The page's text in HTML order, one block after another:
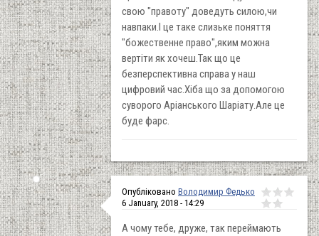
свою "правоту" доведуть силою,чи
навпаки.І це таке слизьке поняття
"божественне право",яким можна
вертіти як хочеш.Так що це
безперспективна справа у наш
цифровий час.Хіба що за допомогою
суворого Аріанського Шаріату.Але це
буде фарс.
Опубліковано Володимир Федько
6 January, 2018 - 14:29
А чому тебе, друже, так переймають